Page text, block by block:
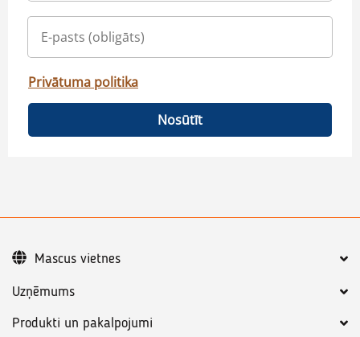
Privātuma politika
Nosūtīt
Uzņēmums
Produkti un pakalpojumi
Mascus vietnes